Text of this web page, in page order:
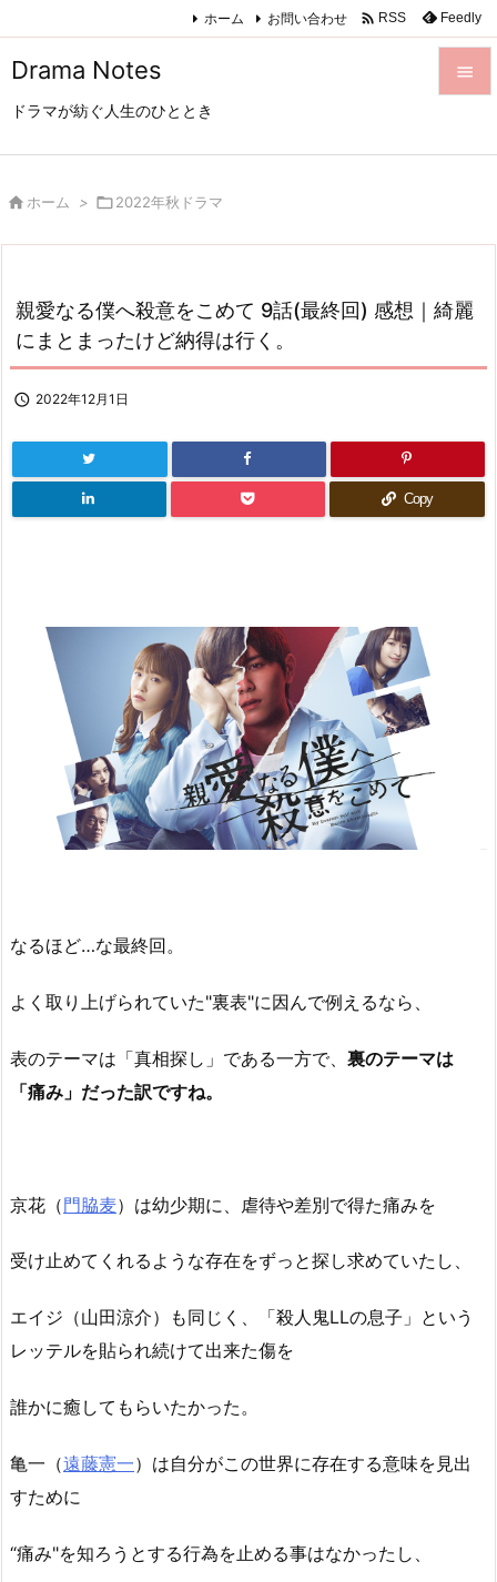
Drama Notes
ドラマが紡ぐ人生のひととき

次へ
検索
ホーム お問い合わせ  RSS Feedly
 ホーム > 2022年秋ドラマ
親愛なる僕へ殺意をこめて 9話(最終回) 感想｜綺麗
にまとまったけど納得は行く。
 2022年12月1日
Copy
なるほど…な最終回。
よく取り上げられていた"裏表"に因んで例えるなら、
表のテーマは「真相探し」である一方で、 裏のテーマは
「痛み」だった訳ですね。
京花（門脇麦）は幼少期に、虐待や差別で得た痛みを
受け止めてくれるような存在をずっと探し求めていたし、
エイジ（山田涼介）も同じく、「殺人鬼LLの息子」という
レッテルを貼られ続けて出来た傷を
誰かに癒してもらいたかった。
亀一（遠藤憲一）は自分がこの世界に存在する意味を見出
すために
“痛み"を知ろうとする行為を止める事はなかったし、